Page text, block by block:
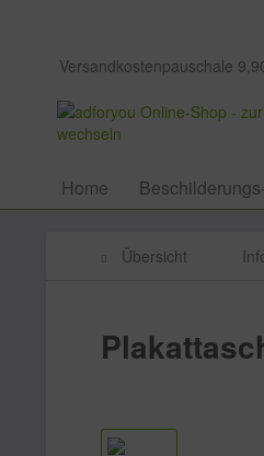
Versandkostenpauschale
Home
Übersicht